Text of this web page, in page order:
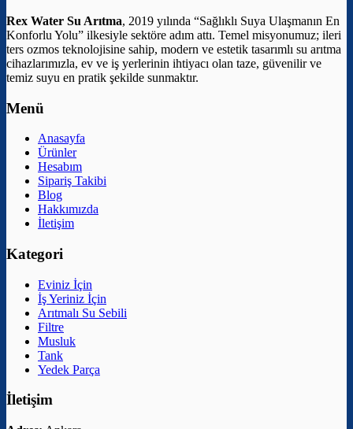
Rex Water Su Arıtma, 2019 yılında “Sağlıklı Suya Ulaşmanın En
Konforlu Yolu” ilkesiyle sektöre adım attı. Temel misyonumuz; ileri
ters ozmos teknolojisine sahip, modern ve estetik tasarımlı su arıtma
cihazlarımızla, ev ve iş yerlerinin ihtiyacı olan taze, güvenilir ve
temiz suyu en pratik şekilde sunmaktır.
Menü
Anasayfa
Ürünler
Hesabım
Sipariş Takibi
Blog
Hakkımızda
İletişim
Kategori
Eviniz İçin
İş Yeriniz İçin
Arıtmalı Su Sebili
Filtre
Musluk
Tank
Yedek Parça
İletişim